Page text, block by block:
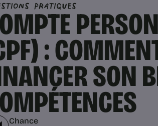
pratiques
:
SON
Chance